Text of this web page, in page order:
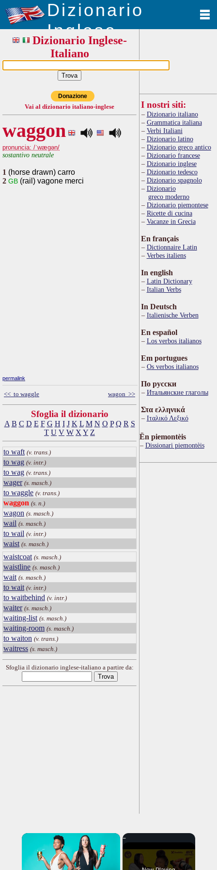
Dizionario
Inglese
Dizionario Inglese-
Italiano
Donazione
Vai al dizionario italiano-inglese
waggon
pronuncia: /ˈwægən/
sostantivo neutrale
1 (horse drawn) carro
2 GB (rail) vagone merci
permalink
<< to waggle wagon >>
Sfoglia il dizionario
A B C D E F G H I J K L M N O P Q R S
T U V W X Y Z
to waft (v. trans.)
to wag (v. intr.)
to wag (v. trans.)
wager (s. masch.)
to waggle (v. trans.)
waggon (s. n.)
wagon (s. masch.)
wail (s. masch.)
to wail (v. intr.)
waist (s. masch.)
waistcoat (s. masch.)
waistline (s. masch.)
wait (s. masch.)
to wait (v. intr.)
to waitbehind (v. intr.)
waiter (s. masch.)
waiting-list (s. masch.)
waiting-room (s. masch.)
to waiton (v. trans.)
waitress (s. masch.)
Sfoglia il dizionario inglese-italiano a partire da:
I nostri siti:
Dizionario italiano
Grammatica italiana
Verbi Italiani
Dizionario latino
Dizionario greco antico
Dizionario francese
Dizionario inglese
Dizionario tedesco
Dizionario spagnolo
Dizionario
greco moderno
Dizionario piemontese
Ricette di cucina
Vacanze in Grecia
En français
Dictionnaire Latin
Verbes italiens
In english
Latin Dictionary
Italian Verbs
In Deutsch
Italienische Verben
En español
Los verbos italianos
Em portugues
Os verbos italianos
По русски
Итальянские глаголы
Στα ελληνικά
Ιταλικό Λεξικό
Ën piemontèis
Dissionari piemontèis
×